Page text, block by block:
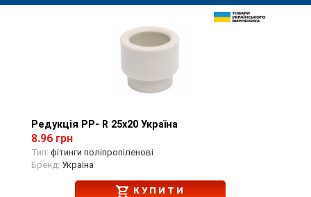
Перегляд товару
Редукція PP- R 25х20 Україна
8.96 грн
Тип: фітинги поліпропіленові
Бренд: Україна
КУПИТИ